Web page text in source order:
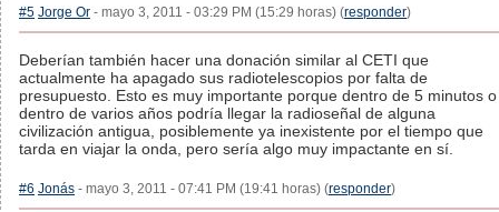
#5 Jorge Or - mayo 3, 2011 - 03:29 PM (15:29 horas) (responder)
Deberían también hacer una donación similar al CETI que
actualmente ha apagado sus radiotelescopios por falta de
presupuesto. Esto es muy importante porque dentro de 5 minutos o
dentro de varios años podría llegar la radioseñal de alguna
civilización antigua, posiblemente ya inexistente por el tiempo que
tarda en viajar la onda, pero sería algo muy impactante en sí.
#6 Jonás - mayo 3, 2011 - 07:41 PM (19:41 horas) (responder)